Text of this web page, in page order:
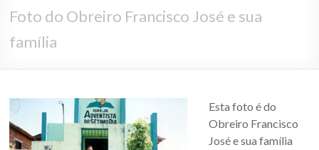
Foto do Obreiro Francisco José e sua
família
Esta foto é do
Obreiro Francisco
José e sua família